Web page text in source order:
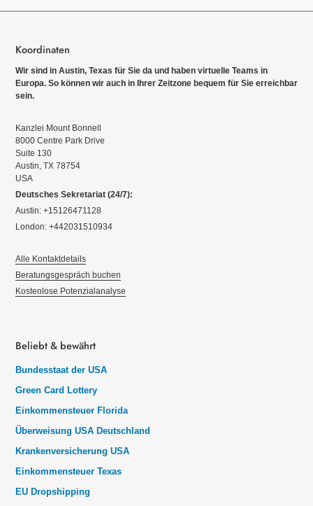
Koordinaten
Wir sind in Austin, Texas für Sie da und haben virtuelle Teams in
Europa. So können wir auch in Ihrer Zeitzone bequem für Sie erreichbar
sein.
Kanzlei Mount Bonnell
8000 Centre Park Drive
Suite 130
Austin, TX 78754
USA
Deutsches Sekretariat (24/7):
Austin: +15126471128
London: +442031510934
Alle Kontaktdetails
Beratungsgespräch buchen
Kostenlose Potenzialanalyse
Beliebt & bewährt
Bundesstaat der USA
Green Card Lottery
Einkommensteuer Florida
Überweisung USA Deutschland
Krankenversicherung USA
Einkommensteuer Texas
EU Dropshipping